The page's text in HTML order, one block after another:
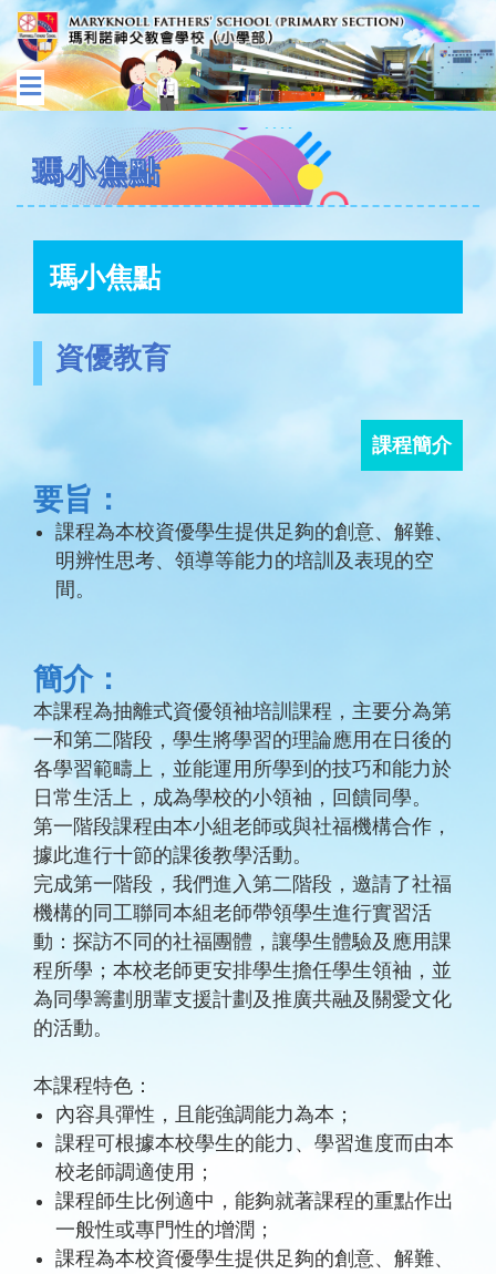
瑪小焦點
瑪小焦點
資優教育
課程簡介
要旨：
課程為本校資優學生提供足夠的創意、解難、
明辨性思考、領導等能力的培訓及表現的空
間。
簡介：
本課程為抽離式資優領袖培訓課程，主要分為第
一和第二階段，學生將學習的理論應用在日後的
各學習範疇上，並能運用所學到的技巧和能力於
日常生活上，成為學校的小領袖，回饋同學。
第一階段課程由本小組老師或與社福機構合作，
據此進行十節的課後教學活動。
完成第一階段，我們進入第二階段，邀請了社福
機構的同工聯同本組老師帶領學生進行實習活
動：探訪不同的社福團體，讓學生體驗及應用課
程所學；本校老師更安排學生擔任學生領袖，並
為同學籌劃朋輩支援計劃及推廣共融及關愛文化
的活動。
本課程特色：
內容具彈性，且能強調能力為本；
課程可根據本校學生的能力、學習進度而由本
校老師調適使用；
課程師生比例適中，能夠就著課程的重點作出
一般性或專門性的增潤；
課程為本校資優學生提供足夠的創意、解難、